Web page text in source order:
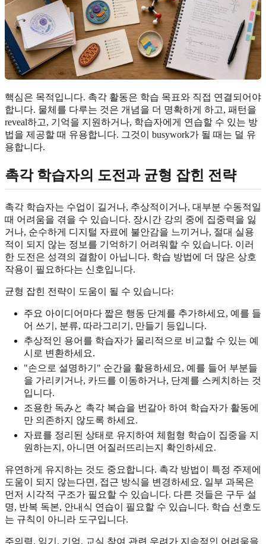
핵심은 목적입니다. 촉각 활동은 학습 목표와 직접 연결되어야
합니다. 물체를 다루는 것은 개념을 더 명확하게 하고, 패턴을
reveal하고, 기억을 지원하거나, 학습자에게 연습할 수 있는 방
법을 제공할 때 유용합니다. 그것이 busywork가 될 때는 덜 유
용합니다.
촉각 학습자의 도전과 균형 잡힌 전략
촉각 학습자는 수업이 길거나, 추상적이거나, 대부분 수동적일
때 어려움을 겪을 수 있습니다. 장시간 강의 중에 집중력을 잃
거나, 순수하게 디지털 자료에 불안감을 느끼거나, 절대 실용
적이 되지 않는 정보를 기억하기 어려워할 수 있습니다. 이러
한 도전은 성격의 결함이 아닙니다. 학습 방법에 더 많은 상호
작용이 필요하다는 신호입니다.
균형 잡힌 전략이 도움이 될 수 있습니다:
주요 아이디어마다 짧은 행동 단계를 추가하세요, 예를 들
어 쓰기, 분류, 따라그리기, 만들기 등입니다.
추상적인 용어를 학습자가 물리적으로 비교할 수 있는 예
시로 변환하세요.
"손으로 설명하기" 순간을 활용하세요, 예를 들어 부분들
을 가리키거나, 카드를 이동하거나, 단계를 스케치하는 것
입니다.
조용한 독みと 촉각 복습을 번갈아 하여 학습자가 활동에
만 의존하지 않도록 하세요.
자료를 정리된 상태로 유지하여 체험형 학습이 집중을 지
원하는지, 아니면 어질러뜨리는지 확인하세요.
유연하게 유지하는 것도 중요합니다. 촉각 방법이 특정 주제에
도움이 되지 않는다면, 접근 방식을 변경하세요. 일부 과목은
먼저 시각적 구조가 필요할 수 있습니다. 다른 것들은 구두 설
명, 반복 독본, 안내식 연습이 필요할 수 있습니다. 학습 선호도
는 규칙이 아니라 도구입니다.
주의력, 읽기, 기억, 교실 참여 관련 우려가 지속적인 어려움을